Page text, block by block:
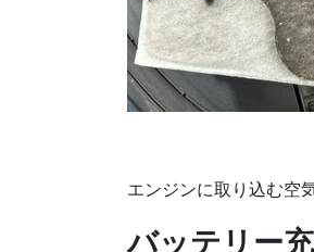
エンジンに取り込む空
バッテリー